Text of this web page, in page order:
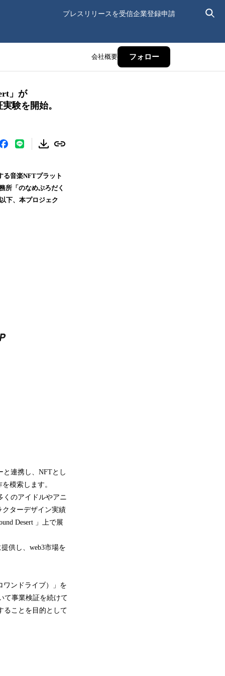
プレスリリースを受信企業登録申請
会社概要 フォロー
」が
験を開始。
る音楽NFTプラット
所「のなめぷろだく
下、本プロジェク
と連携し、NFTとし
模索します。
くのアイドルやアニ
クターデザイン実績
Desert 」上で展
供し、web3市場を
ワンドライブ）」を
て事業検証を続けて
ることを目的として